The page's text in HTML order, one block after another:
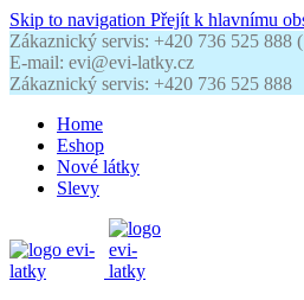
Skip to navigation Přejít k hlavnímu
Zákaznický servis: +420 736 525 888
E-mail: evi@evi-latky.cz
Zákaznický servis: +420 736 525 888
Home
Eshop
Nové látky
Slevy